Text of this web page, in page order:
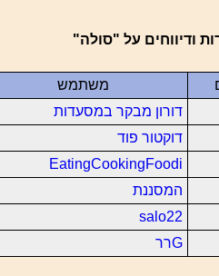
ודיווחים על "סולה"
משתמש
דורון מבקר במסעדות
דוקטור פוד
EatingCookingFoodi
המסננת
salo22
Gרר